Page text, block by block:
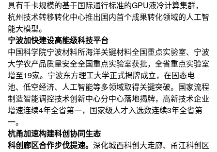
具有千卡规模的基于国际通行标准的GPU液冷计算集群，
杭州技术转移转化中心推出国内首个成果转化领域的人工智
能大模型。
宁波加快建设高能级科技平台
中国科学院宁波材料所海洋关键材料全国重点实验室、宁波
大学农产品质量安全全国重点实验室获批，全省重点实验室
增至19家。宁波东方理工大学正式揭牌成立，在固态电
池、低空经济、人工智能等多领域取得关键突破。国家流程
制造智能调控技术创新中心分中心落地揭牌，高新技术企业
增速连续4年全省第一，国家级人才入选数连续3年全省第
一。
杭甬加速构建科创协同生态
科创廊区合作步伐提速。 深化城西科创大走廊、甬江科创区